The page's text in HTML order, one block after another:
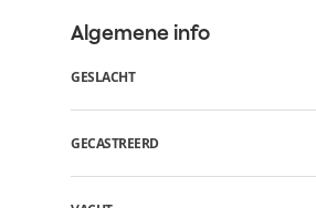
Algemene info
GESLACHT
GECASTREERD